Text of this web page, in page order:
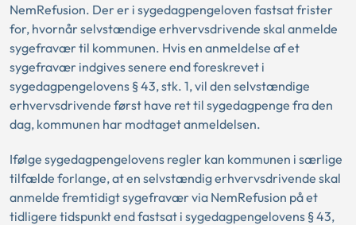
NemRefusion. Der er i sygedagpengeloven fastsat frister
for, hvornår selvstændige erhvervsdrivende skal anmelde
sygefravær til kommunen. Hvis en anmeldelse af et
sygefravær indgives senere end foreskrevet i
sygedagpengelovens § 43, stk. 1, vil den selvstændige
erhvervsdrivende først have ret til sygedagpenge fra den
dag, kommunen har modtaget anmeldelsen.
Ifølge sygedagpengelovens regler kan kommunen i særlige
tilfælde forlange, at en selvstændig erhvervsdrivende skal
anmelde fremtidigt sygefravær via NemRefusion på et
tidligere tidspunkt end fastsat i sygedagpengelovens § 43,